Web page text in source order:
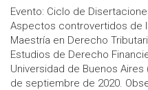
Evento: Ciclo de
Aspectos controvertidos de
Maestría en Derecho
Estudios de Derecho
Universidad de Buenos Aires
de septiembre de 2020.